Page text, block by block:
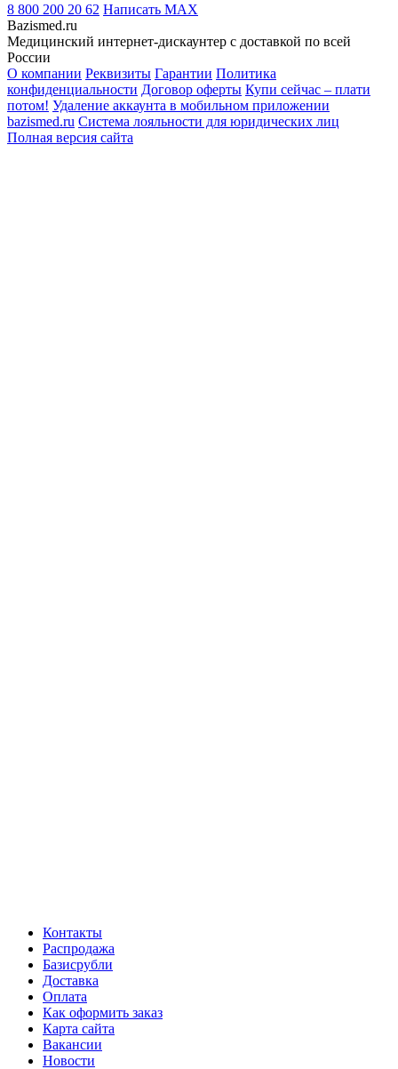
8 800 200 20 62 Написать MAX
Bazismed.ru
Медицинский интернет-дискаунтер с доставкой по всей
России
О компании Реквизиты Гарантии Политика
конфиденциальности Договор оферты Купи сейчас – плати
потом! Удаление аккаунта в мобильном приложении
bazismed.ru Система лояльности для юридических лиц
Полная версия сайта
Контакты
Распродажа
Базисрубли
Доставка
Оплата
Как оформить заказ
Карта сайта
Вакансии
Новости